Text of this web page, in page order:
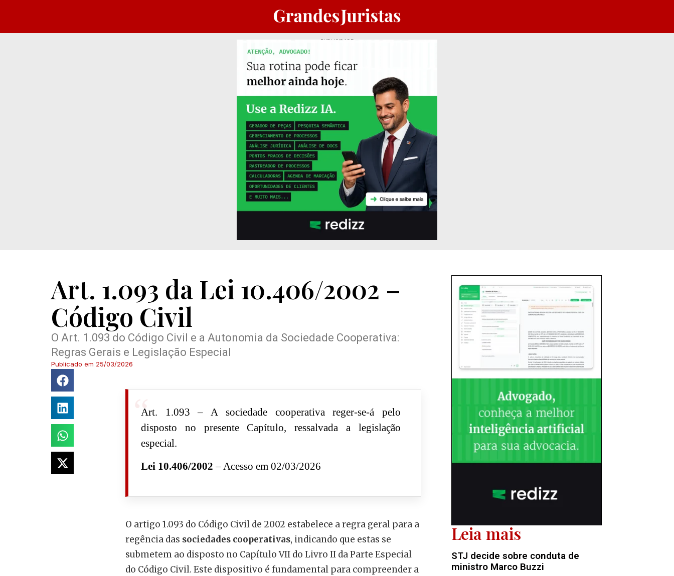
PUBLICIDADE
Art. 1.093 da Lei 10.406/2002 –
Código Civil
O Art. 1.093 do Código Civil e a Autonomia da Sociedade Cooperativa:
Regras Gerais e Legislação Especial
Publicado em 25/03/2026
Art. 1.093 – A sociedade cooperativa reger-se-á pelo
disposto no presente Capítulo, ressalvada a legislação
especial.
Lei 10.406/2002 – Acesso em 02/03/2026
O artigo 1.093 do Código Civil de 2002 estabelece a regra geral para a
regência das sociedades cooperativas, indicando que estas se
submetem ao disposto no Capítulo VII do Livro II da Parte Especial
do Código Civil. Este dispositivo é fundamental para compreender a
Leia mais
STJ decide sobre conduta de
ministro Marco Buzzi